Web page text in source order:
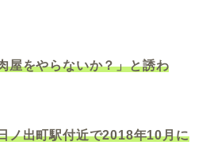
屋をやらないか？」と誘わ
ノ出町駅付近で2018年10月に